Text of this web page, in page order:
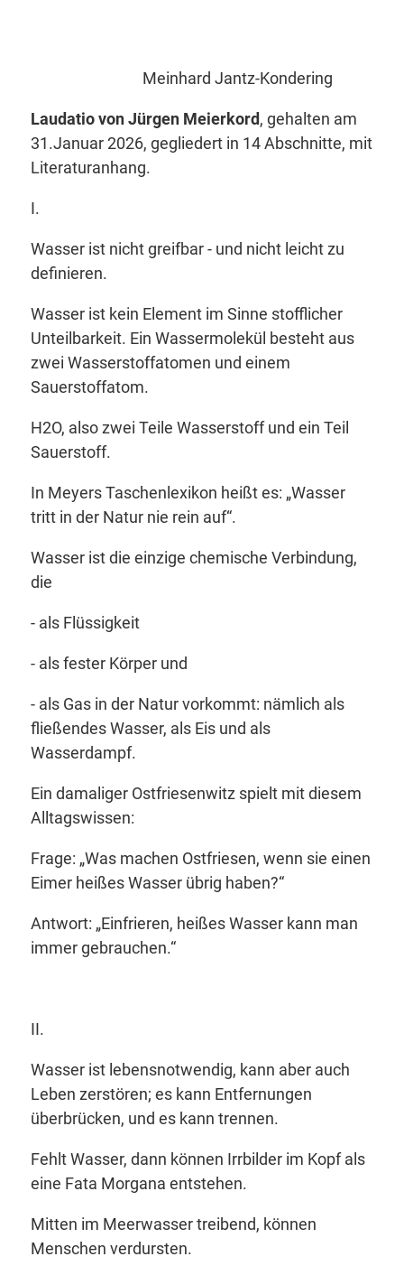
Meinhard Jantz-Kondering
Laudatio von Jürgen Meierkord, gehalten am
31.Januar 2026, gegliedert in 14 Abschnitte, mit
Literaturanhang.
I.
Wasser ist nicht greifbar - und nicht leicht zu
definieren.
Wasser ist kein Element im Sinne stofflicher
Unteilbarkeit. Ein Wassermolekül besteht aus
zwei Wasserstoffatomen und einem
Sauerstoffatom.
H2O, also zwei Teile Wasserstoff und ein Teil
Sauerstoff.
In Meyers Taschenlexikon heißt es: „Wasser
tritt in der Natur nie rein auf“.
Wasser ist die einzige chemische Verbindung,
die
- als Flüssigkeit
- als fester Körper und
- als Gas in der Natur vorkommt: nämlich als
fließendes Wasser, als Eis und als
Wasserdampf.
Ein damaliger Ostfriesenwitz spielt mit diesem
Alltagswissen:
Frage: „Was machen Ostfriesen, wenn sie einen
Eimer heißes Wasser übrig haben?“
Antwort: „Einfrieren, heißes Wasser kann man
immer gebrauchen.“
II.
Wasser ist lebensnotwendig, kann aber auch
Leben zerstören; es kann Entfernungen
überbrücken, und es kann trennen.
Fehlt Wasser, dann können Irrbilder im Kopf als
eine Fata Morgana entstehen.
Mitten im Meerwasser treibend, können
Menschen verdursten.